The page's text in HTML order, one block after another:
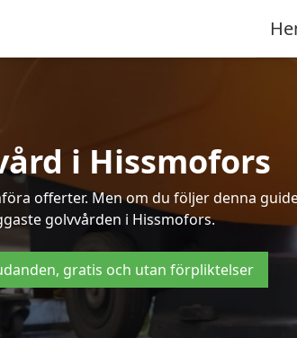
i Hissmofors
offerter. Men om du följer denna
golvvården i Hissmofors.
gratis och utan förpliktelser